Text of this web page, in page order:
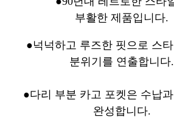
부활한 제품입니다.
●넉넉하고 루즈한 핏으로 스
분위기를 연출합니다.
●다리 부분 카고 포켓은 수납
완성합니다.